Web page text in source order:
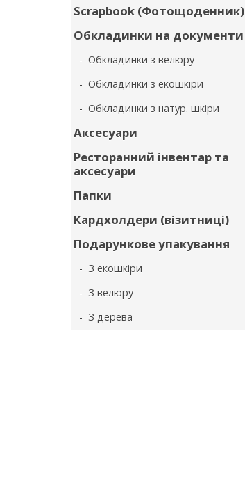
Scrapbook (Фотощоденник)
Обкладинки на документи
- Обкладинки з велюру
- Обкладинки з екошкіри
- Обкладинки з натур. шкіри
Аксесуари
Ресторанний інвентар та
аксесуари
Папки
Кардхолдери (візитниці)
Подарункове упакування
- З екошкіри
- З велюру
- З дерева